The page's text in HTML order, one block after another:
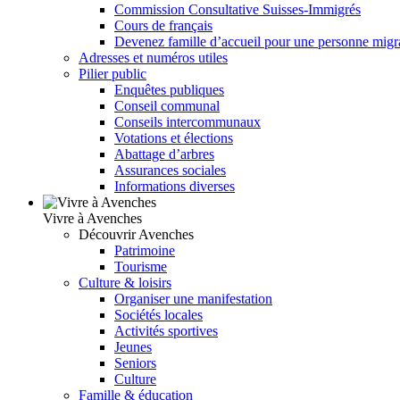
Commission Consultative Suisses-Immigrés
Cours de français
Devenez famille d’accueil pour une personne
Adresses et numéros utiles
Pilier public
Enquêtes publiques
Conseil communal
Conseils intercommunaux
Votations et élections
Abattage d’arbres
Assurances sociales
Informations diverses
Vivre à Avenches
Découvrir Avenches
Patrimoine
Tourisme
Culture & loisirs
Organiser une manifestation
Sociétés locales
Activités sportives
Jeunes
Seniors
Culture
Famille & éducation